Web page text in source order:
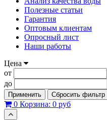
Полезные статьи
Гарантия
Оптовым клиентам
Опросный лист
Наши работы
Цена
от
до
Применить Сбросить фильтр
0 Корзина: 0 руб